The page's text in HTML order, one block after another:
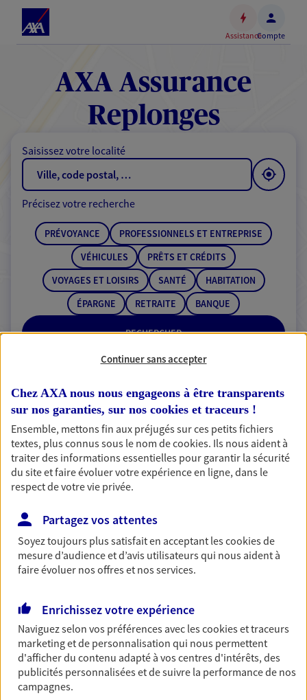
Accéder
contenu
principal
Accéder
au
de
AssistanceCompte
AXA Assurance
Replonges
Saisissez votre localité
RECHERCHER
Précisez votre recherche
PRÉVOYANCE
PROFESSIONNELS ET ENTREPRISE
VÉHICULES
PRÊTS ET CRÉDITS
VOYAGES ET LOISIRS
SANTÉ
HABITATION
ÉPARGNE
RETRAITE BANQUE
2 résultats correspondent à votre
recherche
Passer les
résultats
Liste Carte
Fanny Boyer
Conseiller AXA Epargne et Protection
06 82 76 32 35
NOUS CONTACTER
Continuer sans accepter
Chez AXA nous nous engageons à être transparents
sur nos garanties, sur nos cookies et traceurs !
Ensemble, mettons fin aux préjugés sur ces petits fichiers
textes, plus connus sous le nom decookies. Ils nous aident à
traiter des informations essentielles pour garantir la sécurité
du site et faire évoluer votre expérience en ligne, dans le
respect de votre vie privée.
Partagez vos attentes
Soyez toujours plus satisfait en acceptant lescookiesde
mesure d’audience et d’avis utilisateurs qui nous aident à
faire évoluer nos offres et nos services.
Enrichissez votre expérience
Naviguez selon vos préférences avec lescookies et traceurs
marketing et de personnalisation qui nous permettent
d'afficher du contenu adapté à vos centres d'intérêts, des
publicités personnalisées et de suivre la performance de nos
campagnes.